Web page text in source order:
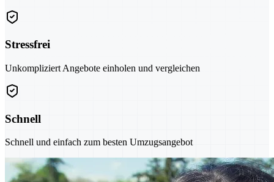
Stressfrei
Unkompliziert Angebote einholen und vergleichen
Schnell
Schnell und einfach zum besten Umzugsangebot